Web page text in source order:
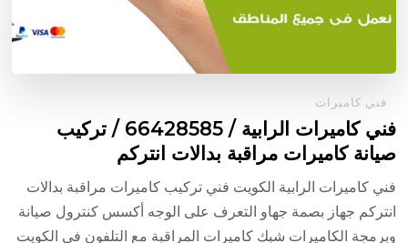
فني كاميرات
فني كاميرات الرابية / 66428585 / تركيب
صيانة كاميرات مراقبة بدالات انتركم
فني كاميرات الرابية الكويت فني تركيب كاميرات مراقبة بدالات
انتركم جهاز بصمة جهاو التعرف على الوجه أكسس كنترول صيانة
وبرمجة الكاميرات شبك كاميرات المراقبة مع التلفون في الكويت